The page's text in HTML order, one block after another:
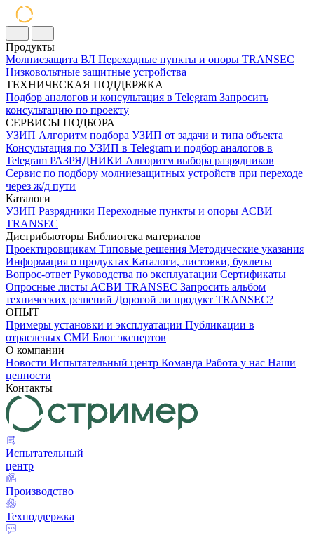
Продукты
Молниезащита ВЛ Переходные пункты и опоры TRANSEC
Низковольтные защитные устройства
ТЕХНИЧЕСКАЯ ПОДДЕРЖКА
Подбор аналогов и консультация в Telegram Запросить
консультацию по проекту
СЕРВИСЫ ПОДБОРА
УЗИП Алгоритм подбора УЗИП от задачи и типа объекта
Консультация по УЗИП в Telegram и подбор аналогов в
Telegram РАЗРЯДНИКИ Алгоритм выбора разрядников
Сервис по подбору молниезащитных устройств при переходе
через ж/д пути
Каталоги
УЗИП Разрядники Переходные пункты и опоры АСВИ
TRANSEC
Дистрибьюторы Библиотека материалов
Проектировщикам Типовые решения Методические указания
Информация о продуктах Каталоги, листовки, буклеты
Вопрос-ответ Руководства по эксплуатации Сертификаты
Опросные листы АСВИ TRANSEC Запросить альбом
технических решений Дорогой ли продукт TRANSEC?
ОПЫТ
Примеры установки и эксплуатации Публикации в
отраслевых СМИ Блог экспертов
О компании
Новости Испытательный центр Команда Работа у нас Наши
ценности
Контакты
Испытательный
центр
Производство
Техподдержка